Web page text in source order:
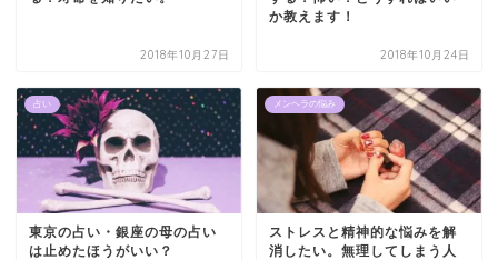
2018年10月27日
か教えます！
2018年10月24日
占い
東京の占い・銀座の母の占い
は止めたほうがいい？
メンヘラの悩み
ストレスと精神的な悩みを解
消したい。無理してしまう人